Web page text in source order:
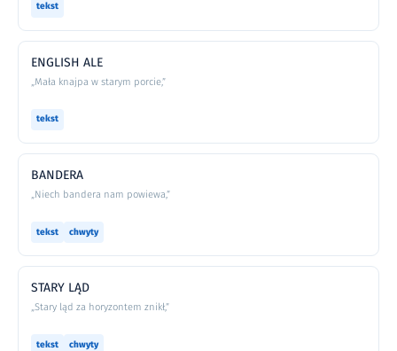
tekst
ENGLISH ALE
„Mała knajpa w starym porcie,”
tekst
BANDERA
„Niech bandera nam powiewa,”
tekst chwyty
STARY LĄD
„Stary ląd za horyzontem znikł,”
tekst chwyty